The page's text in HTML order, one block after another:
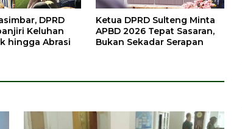
DPRD
Keluhan
hingga Abrasi
Ketua DPRD Sulteng Minta
APBD 2026 Tepat Sasaran,
Bukan Sekadar Serapan